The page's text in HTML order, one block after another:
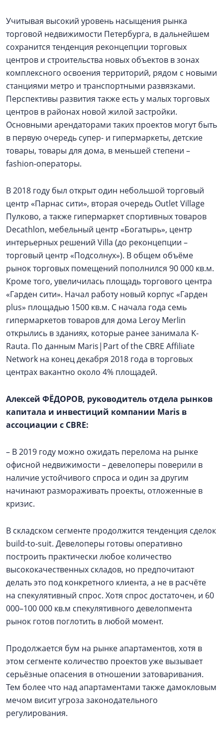
Учитывая высокий уровень насыщения рынка
торговой недвижимости Петербурга, в дальнейшем
сохранится тенденция реконцепции торговых
центров и строительства новых объектов в зонах
комплексного освоения территорий, рядом с новыми
станциями метро и транспортными развязками.
Перспективы развития также есть у малых торговых
центров в районах новой жилой застройки.
Основными арендаторами таких проектов могут быть
в первую очередь супер- и гипермаркеты, детские
товары, товары для дома, в меньшей степени –
fashion-операторы.
В 2018 году был открыт один небольшой торговый
центр «Парнас сити», вторая очередь Outlet Village
Пулково, а также гипермаркет спортивных товаров
Decathlon, мебельный центр «Богатырь», центр
интерьерных решений Villa (до реконцепции –
торговый центр «Подсолнух»). В общем объёме
рынок торговых помещений пополнился 90 000 кв.м.
Кроме того, увеличилась площадь торгового центра
«Гарден сити». Начал работу новый корпус «Гарден
plus» площадью 1500 кв.м. С начала года семь
гипермаркетов товаров для дома Leroy Merlin
открылись в зданиях, которые ранее занимала K-
Rauta. По данным Maris|Part of the CBRE Affiliate
Network на конец декабря 2018 года в торговых
центрах вакантно около 4% площадей.
Алексей ФЁДОРОВ, руководитель отдела рынков
капитала и инвестиций компании Maris в
ассоциации с CBRE:
– В 2019 году можно ожидать перелома на рынке
офисной недвижимости – девелоперы поверили в
наличие устойчивого спроса и один за другим
начинают размораживать проекты, отложенные в
кризис.
В складском сегменте продолжится тенденция сделок
build-to-suit. Девелоперы готовы оперативно
построить практически любое количество
высококачественных складов, но предпочитают
делать это под конкретного клиента, а не в расчёте
на спекулятивный спрос. Хотя спрос достаточен, и 60
000–100 000 кв.м спекулятивного девелопмента
рынок готов поглотить в любой момент.
Продолжается бум на рынке апартаментов, хотя в
этом сегменте количество проектов уже вызывает
серьёзные опасения в отношении затоваривания.
Тем более что над апартаментами также дамокловым
мечом висит угроза законодательного
регулирования.